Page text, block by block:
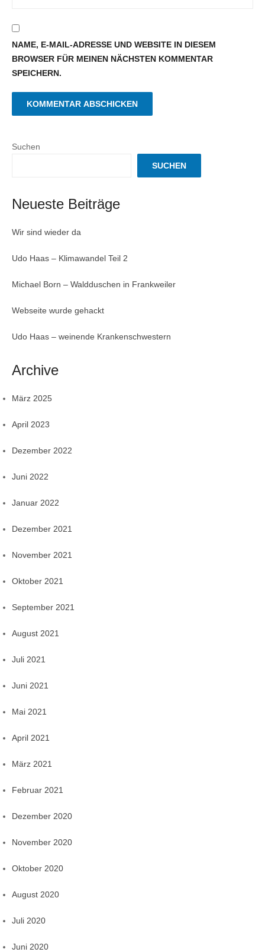
NAME, E-MAIL-ADRESSE UND WEBSITE IN DIESEM
BROWSER FÜR MEINEN NÄCHSTEN KOMMENTAR
SPEICHERN.
Suchen
SUCHEN
Neueste Beiträge
Wir sind wieder da
Udo Haas – Klimawandel Teil 2
Michael Born – Waldduschen in Frankweiler
Webseite wurde gehackt
Udo Haas – weinende Krankenschwestern
Archive
März 2025
April 2023
Dezember 2022
Juni 2022
Januar 2022
Dezember 2021
November 2021
Oktober 2021
September 2021
August 2021
Juli 2021
Juni 2021
Mai 2021
April 2021
März 2021
Februar 2021
Dezember 2020
November 2020
Oktober 2020
August 2020
Juli 2020
Juni 2020